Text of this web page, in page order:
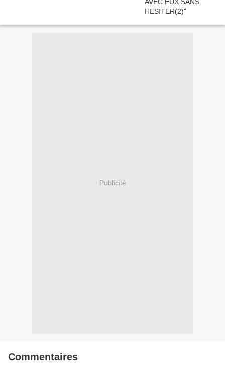
Publicité
Commentaires